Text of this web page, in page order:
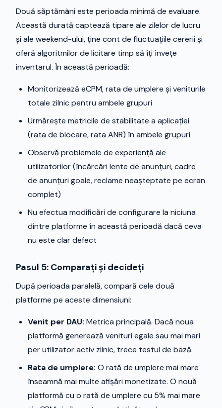
Două săptămâni este perioada minimă de evaluare.
Această durată captează tipare ale zilelor de lucru
și ale weekend-ului, ține cont de fluctuațiile cererii și
oferă algoritmilor de licitare timp să îți învețe
inventarul. În această perioadă:
Monitorizează eCPM, rata de umplere și veniturile
totale zilnic pentru ambele grupuri
Urmărește metricile de stabilitate a aplicației
(rata de blocare, rata ANR) în ambele grupuri
Observă problemele de experiență ale
utilizatorilor (încărcări lente de anunțuri, cadre
de anunțuri goale, reclame neașteptate pe ecran
complet)
Nu efectua modificări de configurare la niciuna
dintre platforme în această perioadă dacă ceva
nu este clar defect
Pasul 5: Comparați și decideți
După perioada paralelă, compară cele două
platforme pe aceste dimensiuni:
Venit per DAU: Metrica principală. Dacă noua
platformă generează venituri egale sau mai mari
per utilizator activ zilnic, trece testul de bază.
Rata de umplere: O rată de umplere mai mare
înseamnă mai multe afișări monetizate. O nouă
platformă cu o rată de umplere cu 5% mai mare